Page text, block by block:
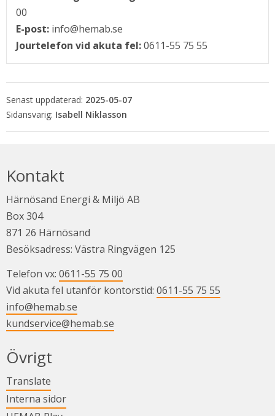
00
E-post: info@hemab.se
Jourtelefon vid akuta fel:0611-55 75 55
Senast uppdaterad: 2025-05-07
Isabell Niklasson
Kontakt
Härnösand Energi & Miljö AB
Box 304
871 26 Härnösand
Besöksadress: Västra Ringvägen 125
Telefon vx: 0611-55 75 00
Vid akuta fel utanför kontorstid: 0611-55 75 55
info@hemab.se
kundservice@hemab.se
Övrigt
Translate
Interna sidorLänk till annan webbplats.